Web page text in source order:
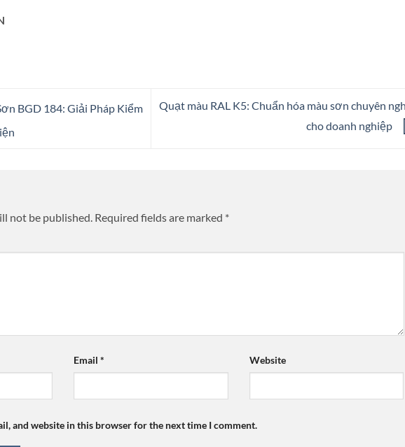
BGD 184: Giải Pháp Kiểm
Quạt màu RAL K5: Chuẩn hóa màu sơn chuyên
cho doanh nghiệp
not be published. Required fields are marked *
Email * Website
and website in this browser for the next time I comment.